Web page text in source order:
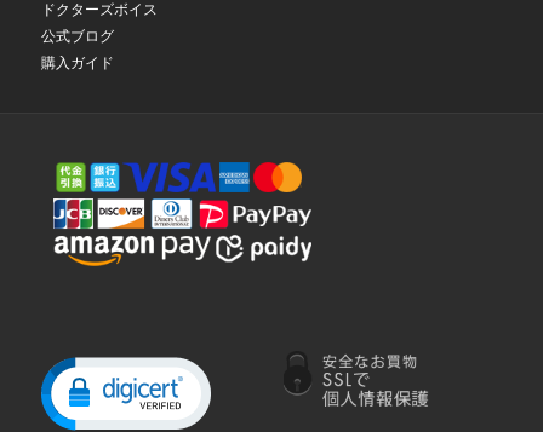
ドクターズボイス
公式ブログ
購入ガイド